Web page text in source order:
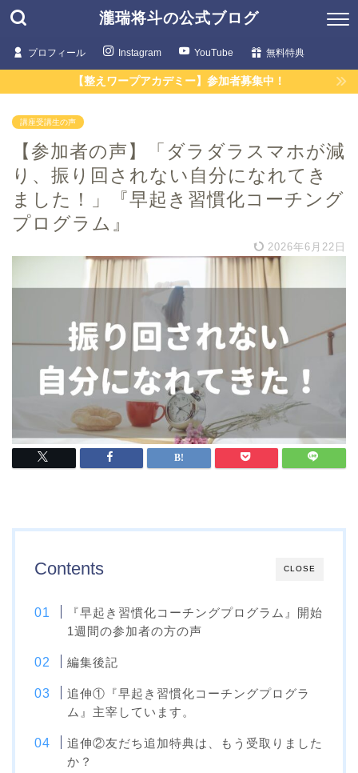
瀧瑞将斗の公式ブログ
プロフィール Instagram YouTube 無料特典
【整えワープアカデミー】参加者募集中！
講座受講生の声
【参加者の声】「ダラダラスマホが減
り、振り回されない自分になれてき
ました！」『早起き習慣化コーチング
プログラム』
2026年6月22日
CLOSE
Contents
『早起き習慣化コーチングプログラム』開始
1週間の参加者の方の声
編集後記
追伸①『早起き習慣化コーチングプログラ
ム』主宰しています。
追伸②友だち追加特典は、もう受取りました
か？